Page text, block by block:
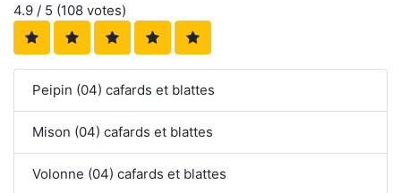
4.9 / 5 (108 votes)
Peipin (04) cafards et blattes
Mison (04) cafards et blattes
Volonne (04) cafards et blattes